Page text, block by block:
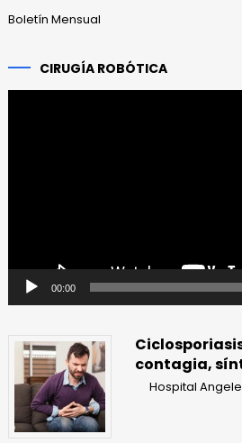
Boletín Mensual
CIRUGÍA ROBÓTICA
00:00
contagia,
Hospital